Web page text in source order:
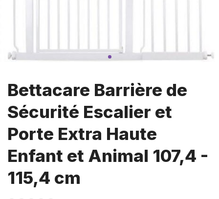
Bettacare Barrière de
Sécurité Escalier et
Porte Extra Haute
Enfant et Animal 107,4 -
115,4 cm